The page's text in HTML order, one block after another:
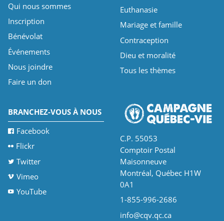
Qui nous sommes
Inscription
Bénévolat
Événements
Nous joindre
Faire un don
Euthanasie
Mariage et famille
Contraception
Dieu et moralité
Tous les thèmes
BRANCHEZ-VOUS À NOUS
Facebook
Flickr
Twitter
Vimeo
YouTube
C.P. 55053
Comptoir Postal
Maisonneuve
Montréal, Québec H1W
0A1
1-855-996-2686
info@cqv.qc.ca